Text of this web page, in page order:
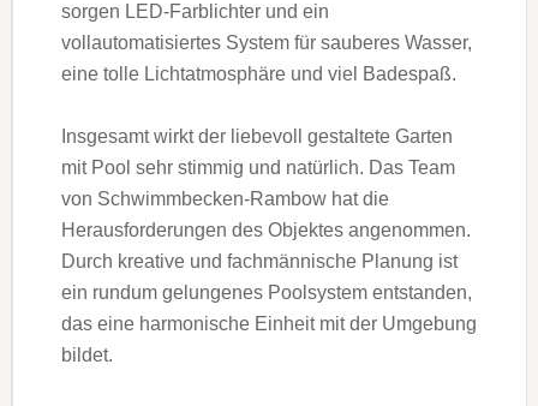
sorgen LED-Farblichter und ein
vollautomatisiertes System für sauberes Wasser,
eine tolle Lichtatmosphäre und viel Badespaß.
Insgesamt wirkt der liebevoll gestaltete Garten
mit Pool sehr stimmig und natürlich. Das Team
von Schwimmbecken-Rambow hat die
Herausforderungen des Objektes angenommen.
Durch kreative und fachmännische Planung ist
ein rundum gelungenes Poolsystem entstanden,
das eine harmonische Einheit mit der Umgebung
bildet.